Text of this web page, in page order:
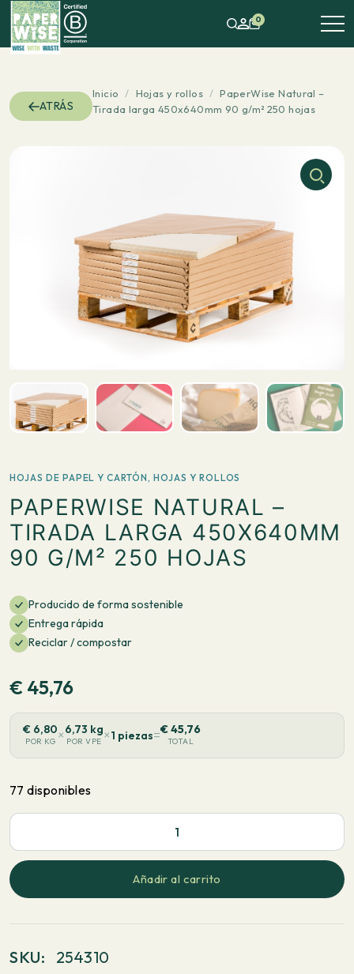
0
ATRÁS
Inicio / Hojas y rollos / PaperWise Natural –
Tirada larga 450x640mm 90 g/m² 250 hojas
HOJAS DE PAPEL Y CARTÓN ,HOJAS Y ROLLOS
PAPERWISE NATURAL –
TIRADA LARGA 450X640MM
90 G/M² 250 HOJAS
Producido de forma sostenible
Entrega rápida
Reciclar / compostar
€ 45,76
€ 6,80
POR KG ×6,73 kg
POR VPE ×1 piezas=€45,76
TOTAL
77 disponibles
PaperWise
Natural
-
Tirada
90
Añadir al carrito
SKU: 254310